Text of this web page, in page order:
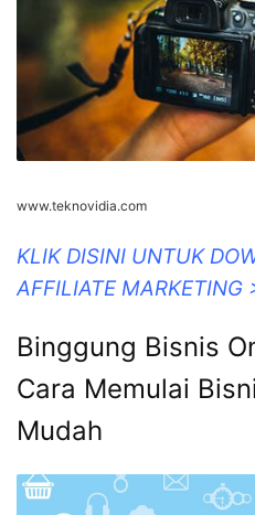
www.teknovidia.com
KLIK DISINI UNTUK
AFFILIATE MARKETING
Binggung Bisnis
Cara Memulai
Mudah